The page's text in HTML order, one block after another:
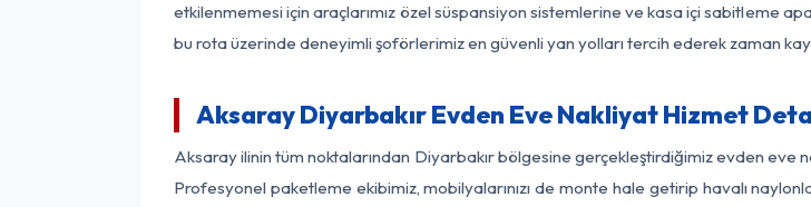
etkilenmemesi için araçlarımız özel süspansiyon sistemlerine ve kasa içi sabitleme
bu rota üzerinde deneyimli şoförlerimiz en güvenli yan yolları tercih ederek zaman
Aksaray Diyarbakır Evden Eve Nakliyat Hizmet
Aksaray ilinin tüm noktalarından Diyarbakır bölgesine gerçekleştirdiğimiz evden
Profesyonel paketleme ekibimiz, mobilyalarınızı de monte hale getirip havalı